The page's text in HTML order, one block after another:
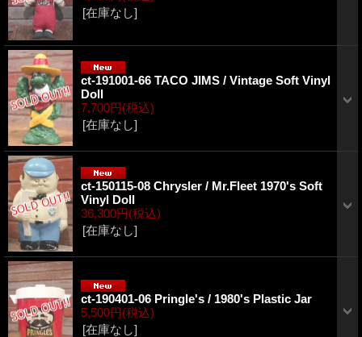
[在庫なし]
ct-191001-66 TACO JIMS / Vintage Soft Vinyl
Doll
7,700円(税込)
[在庫なし]
ct-150115-08 Chrysler / Mr.Fleet 1970's Soft
Vinyl Doll
36,300円(税込)
[在庫なし]
ct-190401-06 Pringle's / 1980's Plastic Jar
5,500円(税込)
[在庫なし]